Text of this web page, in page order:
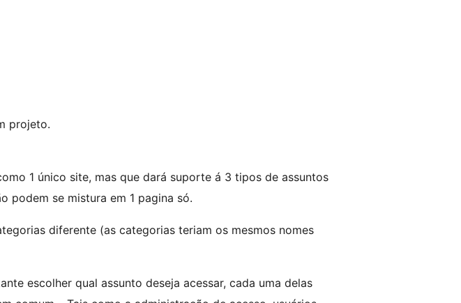
projeto.
1 único site, mas que dará suporte á 3 tipos de assuntos
podem se mistura em 1 pagina só.
diferente (as categorias teriam os mesmos nomes
escolher qual assunto deseja acessar, cada uma delas